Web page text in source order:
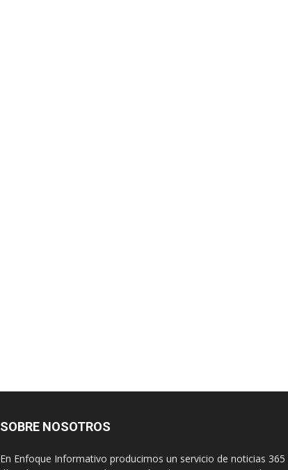
SOBRE NOSOTROS
En Enfoque Informativo producimos un servicio de noticias 365